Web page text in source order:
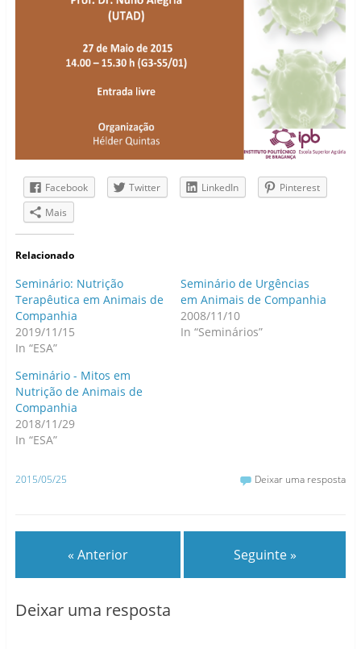
Facebook Twitter LinkedIn
Pinterest
Mais
Relacionado
Seminário: Nutrição
Terapêutica em Animais de
Companhia
2019/11/15
In “ESA”
Seminário de Urgências
em Animais de Companhia
2008/11/10
In “Seminários”
Seminário - Mitos em
Nutrição de Animais de
Companhia
2018/11/29
In “ESA”
2015/05/25 Deixar uma resposta
« Anterior Seguinte »
Deixar uma resposta